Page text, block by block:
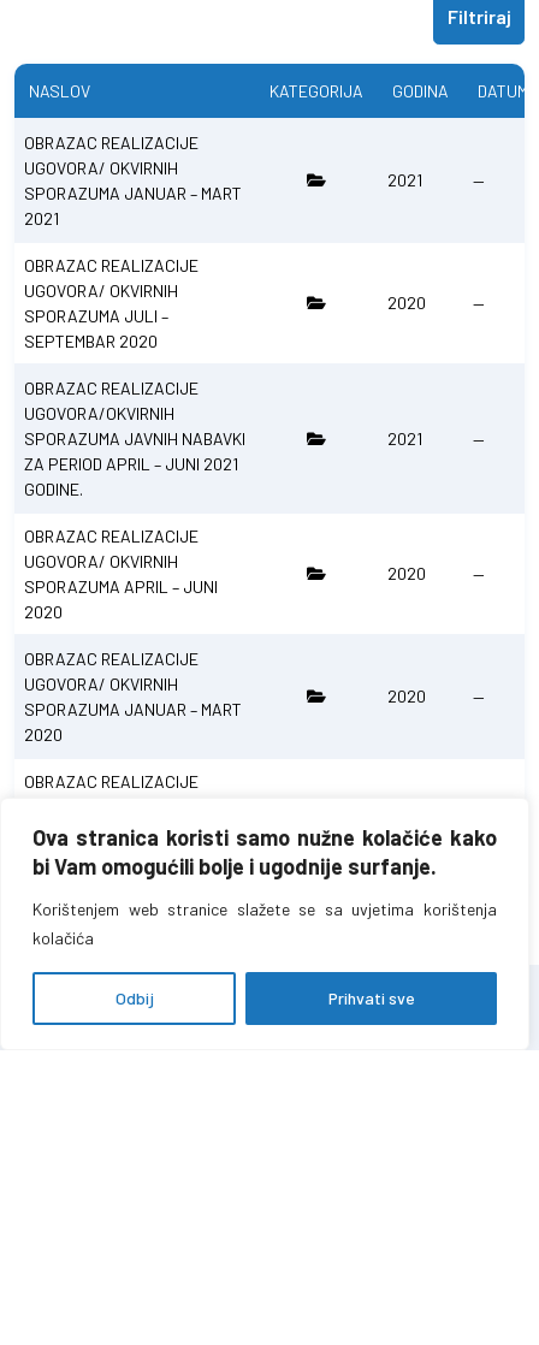
Ova stranica koristi samo nužne kolačiće kako
bi Vam omogućili bolje i ugodnije surfanje.
Korištenjem web stranice slažete se sa uvjetima korištenja
kolačića
Odbij Prihvati sve
Filtriraj
NASLOV KATEGORIJA GODINA DATUM
OBRAZAC REALIZACIJE
UGOVORA/ OKVIRNIH
SPORAZUMA JANUAR – MART
2021
2021 —
OBRAZAC REALIZACIJE
UGOVORA/ OKVIRNIH
SPORAZUMA JULI –
SEPTEMBAR 2020
2020 —
OBRAZAC REALIZACIJE
UGOVORA/OKVIRNIH
SPORAZUMA JAVNIH NABAVKI
ZA PERIOD APRIL – JUNI 2021
GODINE.
2021 —
OBRAZAC REALIZACIJE
UGOVORA/ OKVIRNIH
SPORAZUMA APRIL – JUNI
2020
2020 —
OBRAZAC REALIZACIJE
UGOVORA/ OKVIRNIH
SPORAZUMA JANUAR – MART
2020
2020 —
OBRAZAC REALIZACIJE
SPORAZUMA OKTOBAR –
DECEMBAR 2019